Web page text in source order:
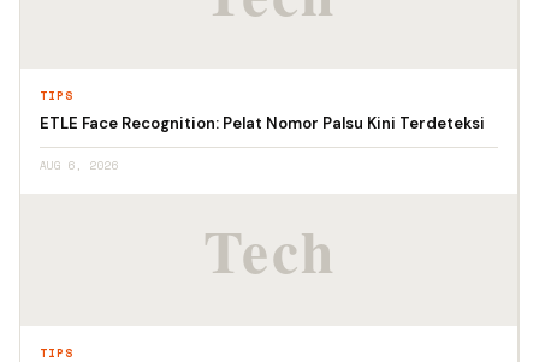
TIPS
ETLE Face Recognition: Pelat Nomor Palsu Kini Terdeteksi
AUG 6, 2026
TIPS